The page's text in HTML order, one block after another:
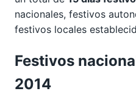
nacionales, festivos
festivos locales
Festivos
2014